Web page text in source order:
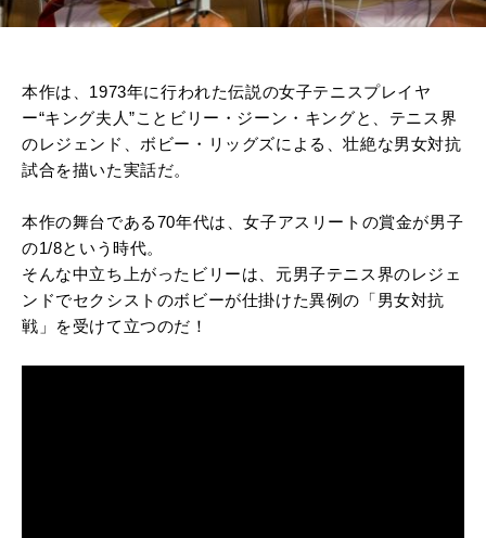
本作は、 1973年に行われた伝説の女子テニスプレイヤ
ー“キング夫人”ことビリー・ジーン・キングと、テニス界
のレジェンド、ボビー・リッグズによる、壮絶な男女対抗
試合を描いた実話だ。
本作の舞台である70年代は、女子アスリートの賞金が男子
の1/8という時代。
そんな中立ち上がったビリーは、元男子テニス界のレジェ
ンドでセクシストのボビーが仕掛けた異例の「男女対抗
戦」を受けて立つのだ！